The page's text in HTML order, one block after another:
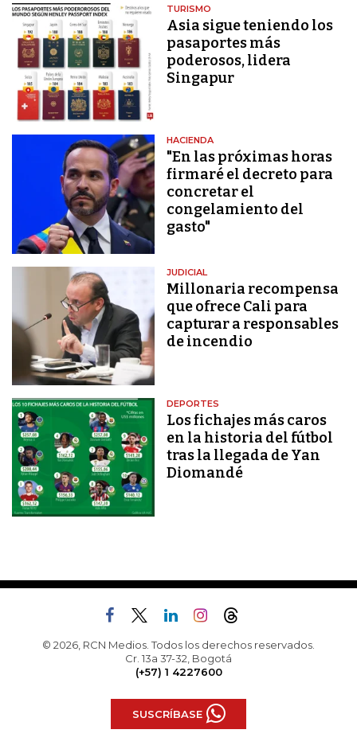
TURISMO
Asia sigue teniendo los
pasaportes más
poderosos, lidera
Singapur
HACIENDA
"En las próximas horas
firmaré el decreto para
concretar el
congelamiento del
gasto"
JUDICIAL
Millonaria recompensa
que ofrece Cali para
capturar a responsables
de incendio
DEPORTES
Los fichajes más caros
en la historia del fútbol
tras la llegada de Yan
Diomandé
© 2026, RCN Medios. Todos los derechos reservados.
Cr. 13a 37-32, Bogotá
(+57) 1 4227600
SUSCRÍBASE